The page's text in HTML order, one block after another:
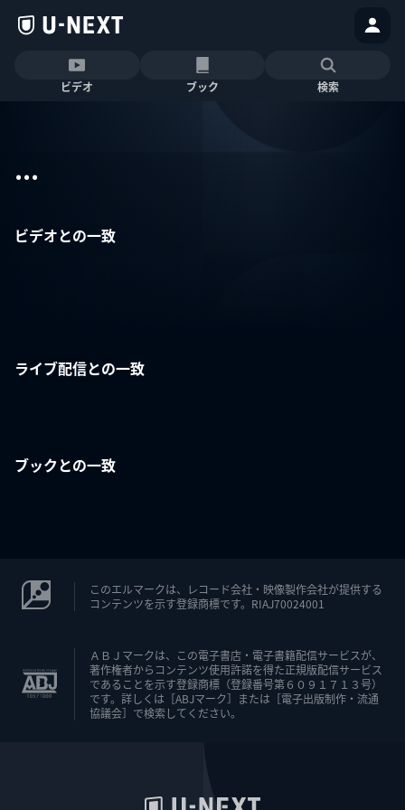
ビデオ ブック 検索
...
ビデオとの一致
ライブ配信との一致
ブックとの一致
このエルマークは、レコード会社・映像製作会社が提供する
コンテンツを示す登録商標です。RIAJ70024001
ＡＢＪマークは、この電子書店・電子書籍配信サービスが、
著作権者からコンテンツ使用許諾を得た正規版配信サービス
であることを示す登録商標（登録番号第６０９１７１３号）
です。詳しくは［ABJマーク］または［電子出版制作・流通
協議会］で検索してください。